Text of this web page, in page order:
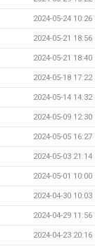
2024-05-24 10:26
2024-05-21 18:56
2024-05-21 18:40
2024-05-18 17:22
2024-05-14 14:32
2024-05-09 12:30
2024-05-05 16:27
2024-05-03 21:14
2024-05-01 10:00
2024-04-30 10:03
2024-04-29 11:56
2024-04-23 20:16